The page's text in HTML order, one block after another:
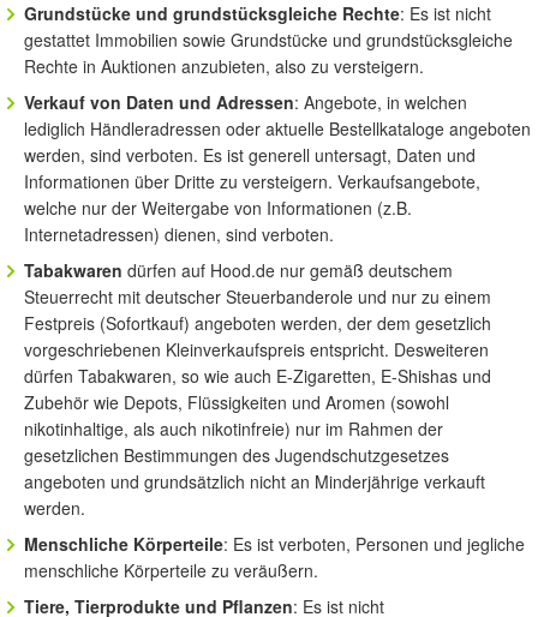
Grundstücke und grundstücksgleiche Rechte: Es ist nicht
gestattet Immobilien sowie Grundstücke und grundstücksgleiche
Rechte in Auktionen anzubieten, also zu versteigern.
Verkauf von Daten und Adressen: Angebote, in welchen
lediglich Händleradressen oder aktuelle Bestellkataloge angeboten
werden, sind verboten. Es ist generell untersagt, Daten und
Informationen über Dritte zu versteigern. Verkaufsangebote,
welche nur der Weitergabe von Informationen (z.B.
Internetadressen) dienen, sind verboten.
Tabakwaren dürfen auf Hood.de nur gemäß deutschem
Steuerrecht mit deutscher Steuerbanderole und nur zu einem
Festpreis (Sofortkauf) angeboten werden, der dem gesetzlich
vorgeschriebenen Kleinverkaufspreis entspricht. Desweiteren
dürfen Tabakwaren, so wie auch E-Zigaretten, E-Shishas und
Zubehör wie Depots, Flüssigkeiten und Aromen (sowohl
nikotinhaltige, als auch nikotinfreie) nur im Rahmen der
gesetzlichen Bestimmungen des Jugendschutzgesetzes
angeboten und grundsätzlich nicht an Minderjährige verkauft
werden.
Menschliche Körperteile: Es ist verboten, Personen und jegliche
menschliche Körperteile zu veräußern.
Tiere, Tierprodukte und Pflanzen: Es ist nicht